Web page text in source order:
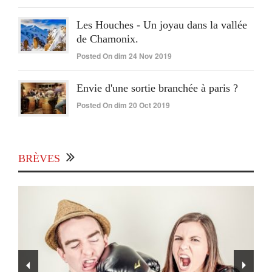
Les Houches - Un joyau dans la vallée
de Chamonix.
Posted On dim 24 Nov 2019
Envie d'une sortie branchée à paris ?
Posted On dim 20 Oct 2019
BRÈVES